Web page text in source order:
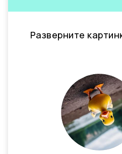
Разверните